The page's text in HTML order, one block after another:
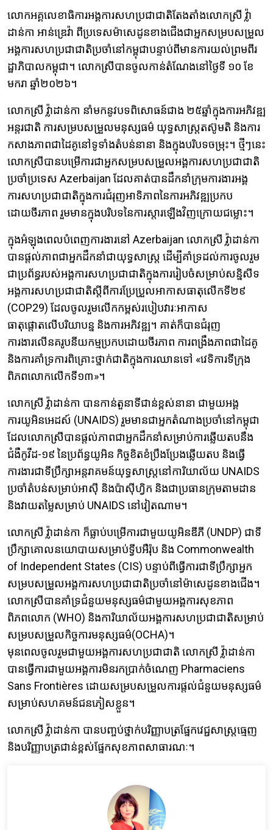
លោកអគ្គលេខាធិការអង្គការសហប្រជាជាតិតែងតាំងលោកស្រី វ្ល៉ា
ដាន់កា អាន់ឌ្រេវ៉ា ពីប្រទេសម៉ាសេដូនខាងជើងជាអ្នកសម្របសម្រួល
អង្គការសហប្រជាជាតិប្រចាំនៅកម្ពុជាបន្ទាប់ពីមានការយល់ព្រមពីរ
ដ្ឋាភិបាលកម្ពុជា។ លោកស្រីបានចូលកាន់តំណែងនៅថ្ងៃទី ១០ ខែ
មករា ឆ្នាំ២០២៦។
លោកស្រី វ្ល៉ាដាន់កា នាំមកនូវបទពិសោធន៍ជាង ២៥ឆ្នាំក្នុងការអភិវឌ្ឍ
អន្តរជាតិ ការសម្របសម្រួលមនុស្សធម៌ យុទ្ធសាស្ត្រតស៊ូមតិ និងការ
កសាងភាពជាដៃគូនៅទូទាំងតំបន់នានា និងក្នុងបរិបទចម្រុះ។ ថ្មីៗនេះ
លោកស្រីបានបម្រើការជាអ្នកសម្របសម្រួលអង្គការសហប្រជាជាតិ
ប្រចាំប្រទេស Azerbaijan ដែលគាត់បានដឹកនាំក្រុមការងារអង្គ
ការសហប្រជាជាតិក្នុងការជំរុញអាទិភាពនៃការអភិវឌ្ឍប្រកប
ដោយចីរភាព រួមមានក្នុងបរិបទនៃការស្តារឡើងវិញក្រោយជម្លោះ។
ក្នុងអំឡុងពេលបំពេញការងារនៅ Azerbaijan លោកស្រី វ្ល៉ាដាន់កា
បានផ្តល់ភាពជាអ្នកដឹកនាំជាយុទ្ធសាស្ត្រ ដើម្បីគាំទ្រដល់ការចូលរួម
ជាប្រព័ន្ធរបស់អង្គការសហប្រជាជាតិក្នុងការរៀបចំសម្រាប់សន្និសីទ
អង្គការសហប្រជាជាតិស្តីពីការប្រែប្រួលអាកាសធាតុលើកទី២៩
(COP29) ដែលចូលរួមលើកកម្ពស់របៀបវារៈអាកាស
ធាតុផ្តោតលើបរិយាបន្ន និងការអភិវឌ្ឍ។ គាត់ក៏បានជំរុញ
ការងារលើនគរូបនីយកម្មប្រកបដោយចីរភាព ការពង្រឹងភាពជាដៃគូ
និងការគាំទ្រការពិគ្រោះថ្នាក់ជាតិក្នុងការឈានទៅ «វេទិការទីក្រុង
ពិភពលោកលើកទី១៣»។
លោកស្រី វ្ល៉ាដាន់កា បានកាន់តួនាទីជាន់ខ្ពស់នានា ជាមួយអង្គ
ការយូអិនអេដស៍ (UNAIDS) រួមមានជាអ្នកតំណាងប្រចាំនៅកម្ពុជា
ដែលលោកស្រីបានផ្តល់ភាពជាអ្នកដឹកនាំសម្រាប់ការឆ្លើយតបនឹង
ជំងឺកូវីដ-១៩ នៃប្រព័ន្ធយូអិន កិច្ចខិតខំប្រឹងប្រែងឆ្លើយតប និងធ្វើ
ការងារជាទីប្រឹក្សាអន្តរាគមន៍យុទ្ធសាស្ត្រនៅការិយាល័យ UNAIDS
ប្រចាំតំបន់សម្រាប់អាស៊ី និងប៉ាស៊ីហ្វិក និងជាប្រធានក្រុមតាមដាន
និងវាយតម្លៃសម្រាប់ UNAIDS នៅវៀតណាម។
លោកស្រី វ្ល៉ាដាន់កា ក៏ធ្លាប់បម្រើការជាមួយយូអិនឌីភី (UNDP) ជាទី
ប្រឹក្សាគោលនយោបាយសម្រាប់ទ្វីបអឺរ៉ុប និង Commonwealth
of Independent States (CIS) បន្ទាប់ពីធ្វើការជាទីប្រឹក្សាអ្នក
សម្របសម្រួលអង្គការសហប្រជាជាតិប្រចាំនៅម៉ាសេដូនខាងជើង។
លោកស្រីបានគាំទ្រជំនួយមនុស្សធម៌ជាមួយអង្គការសុខភាព
ពិភពលោក (WHO) និងការិយាល័យអង្គការសហប្រជាជាតិសម្រាប់
សម្របសម្រួលកិច្ចការមនុស្សធម៌(OCHA)។
មុនពេលចូលរួមជាមួយអង្គការសហប្រជាជាតិ លោកស្រី វ្ល៉ាដាន់កា
បានធ្វើការជាមួយអង្គការមិនរកប្រាក់ចំណេញ Pharmaciens
Sans Frontières ដោយសម្របសម្រួលការផ្តល់ជំនួយមនុស្សធម៌
សម្រាប់សហគមន៍ជនភៀសខ្លួន។
លោកស្រី វ្ល៉ាដាន់កា បានបញ្ចប់ថ្នាក់បរិញ្ញាបត្រផ្នែកវេជ្ជសាស្ត្រធ្មេញ
និងបរិញ្ញាបត្រជាន់ខ្ពស់ផ្នែកសុខភាពសាធារណៈ។